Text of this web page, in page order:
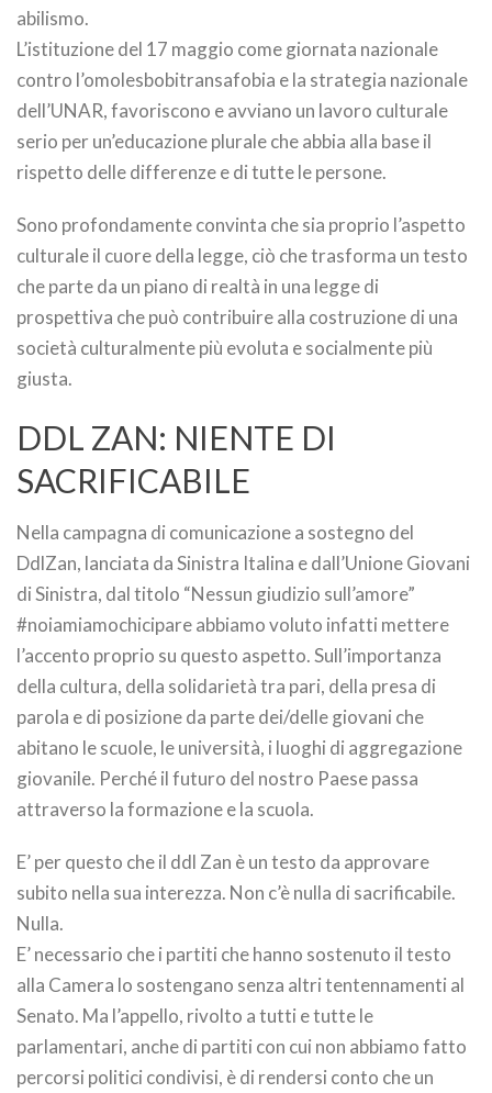
abilismo.
L’istituzione del 17 maggio come giornata nazionale
contro l’omolesbobitransafobia e la strategia nazionale
dell’UNAR, favoriscono e avviano un lavoro culturale
serio per un’educazione plurale che abbia alla base il
rispetto delle differenze e di tutte le persone.
Sono profondamente convinta che sia proprio l’aspetto
culturale il cuore della legge, ciò che trasforma un testo
che parte da un piano di realtà in una legge di
prospettiva che può contribuire alla costruzione di una
società culturalmente più evoluta e socialmente più
giusta.
DDL ZAN: NIENTE DI
SACRIFICABILE
Nella campagna di comunicazione a sostegno del
DdlZan, lanciata da Sinistra Italina e dall’Unione Giovani
di Sinistra, dal titolo “Nessun giudizio sull’amore”
#noiamiamochicipare abbiamo voluto infatti mettere
l’accento proprio su questo aspetto. Sull’importanza
della cultura, della solidarietà tra pari, della presa di
parola e di posizione da parte dei/delle giovani che
abitano le scuole, le università, i luoghi di aggregazione
giovanile. Perché il futuro del nostro Paese passa
attraverso la formazione e la scuola.
E’ per questo che il ddl Zan è un testo da approvare
subito nella sua interezza. Non c’è nulla di sacrificabile.
Nulla.
E’ necessario che i partiti che hanno sostenuto il testo
alla Camera lo sostengano senza altri tentennamenti al
Senato. Ma l’appello, rivolto a tutti e tutte le
parlamentari, anche di partiti con cui non abbiamo fatto
percorsi politici condivisi, è di rendersi conto che un